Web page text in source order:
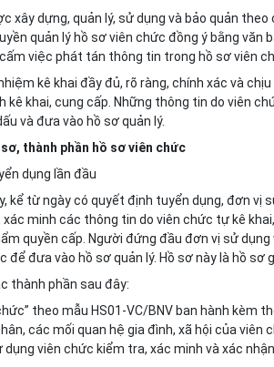
xây dựng, quản lý, sử dụng và bảo quản
quản lý hồ sơ viên chức đồng ý bằng văn
việc phát tán thông tin trong hồ sơ viên
kê khai đầy đủ, rõ ràng, chính xác và
kê khai, cung cấp. Những thông tin do viên
và đưa vào hồ sơ quản lý.
thành phần hồ sơ viên chức
dụng lần đầu
kể từ ngày có quyết định tuyển dụng, đơn vị
minh các thông tin do viên chức tự kê
quyền cấp. Người đứng đầu đơn vị sử
để đưa vào hồ sơ quản lý. Hồ sơ này là hồ sơ
thành phần sau đây:
theo mẫu HS01-VC/BNV ban hành kèm
các mối quan hệ gia đình, xã hội của viên
viên chức kiểm tra, xác minh và xác